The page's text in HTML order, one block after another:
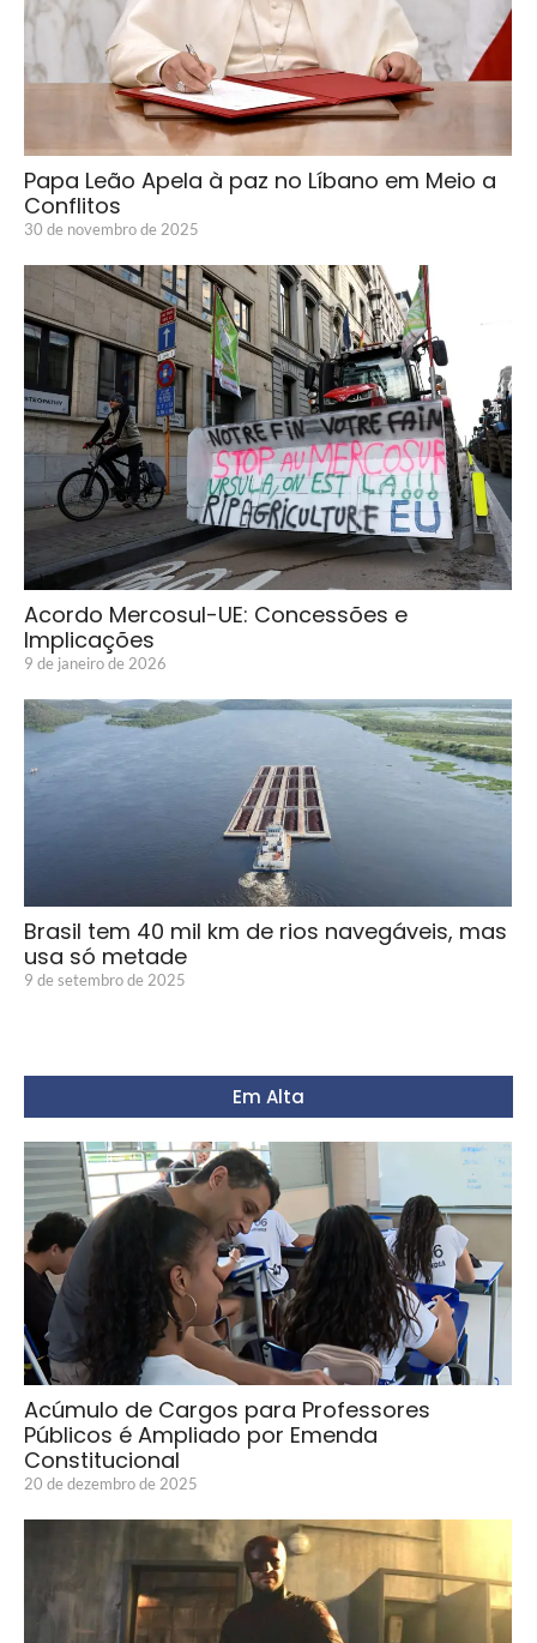
Papa Leão Apela à paz no Líbano em Meio a
Conflitos
30 de novembro de 2025
Acordo Mercosul-UE: Concessões e
Implicações
9 de janeiro de 2026
Brasil tem 40 mil km de rios navegáveis, mas
usa só metade
9 de setembro de 2025
Em Alta
Acúmulo de Cargos para Professores
Públicos é Ampliado por Emenda
Constitucional
20 de dezembro de 2025